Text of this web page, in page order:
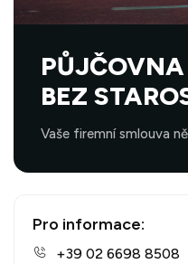
PŮJČOVNA
BEZ
Vaše firemní smlouva
Pro informace:
+39 02 6698 8508